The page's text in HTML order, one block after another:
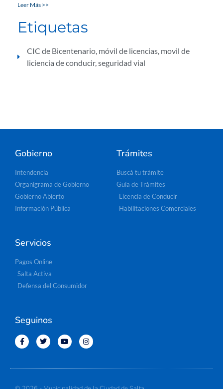
Leer Más >>
Etiquetas
CIC de Bicentenario móvil de licencias movil de
liciencia de conducir, seguridad vial
Gobierno
Intendencia
Organigrama de Gobierno
Gobierno Abierto
Información Pública
Trámites
Buscá tu trámite
Guía de Trámites
Licencia de Conducir
Habilitaciones Comerciales
Servicios
Pagos Online
Salta Activa
Defensa del Consumidor
Seguinos